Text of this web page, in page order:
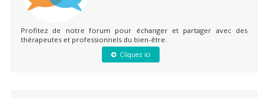
Profitez de notre forum pour échanger et partager avec des
thérapeutes et professionnels du bien-être.
Cliquez ici